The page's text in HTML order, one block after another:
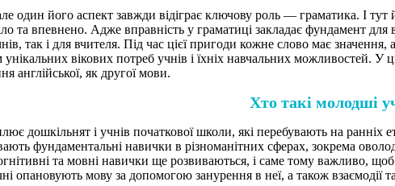
один його аспект завжди відіграє ключову роль — граматика. І
та впевнено. Адже вправність у граматиці закладає фундамент
так і для вчителя. Під час цієї пригоди кожне слово має
вікових потреб учнів і їхніх навчальних можливостей. У
англійської, як другої мови.
Хто такі молодші
дошкільнят і учнів початкової школи, які перебувають на
фундаментальні навички в різноманітних сферах, зокрема
та мовні навички ще розвиваються, і саме тому важливо,
опановують мову за допомогою занурення в неї, а також взаємодії